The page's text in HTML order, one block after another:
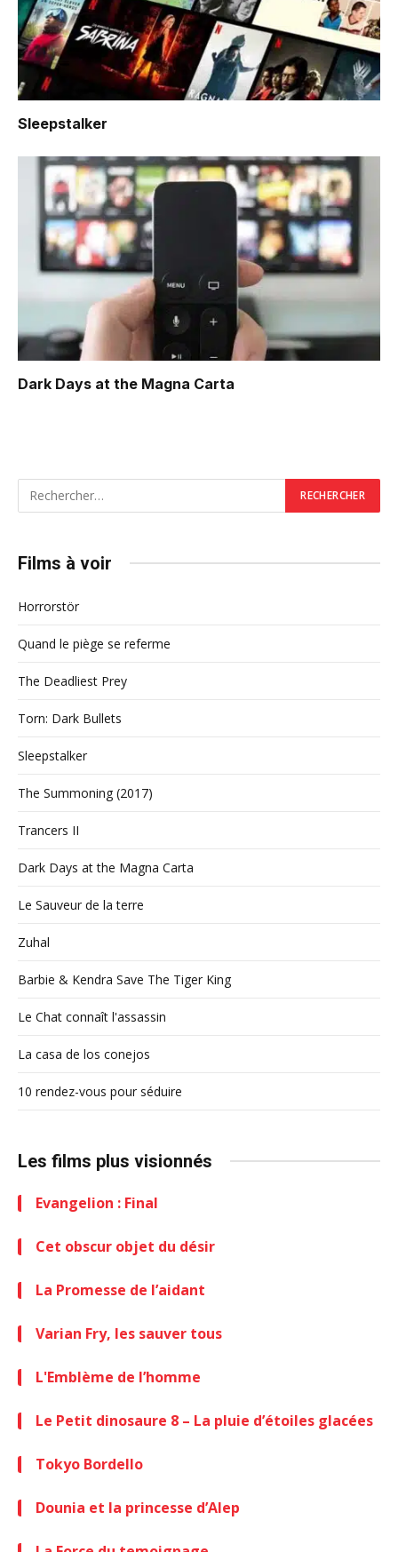
Sleepstalker
Dark Days at the Magna Carta
Films à voir
Horrorstör
Quand le piège se referme
The Deadliest Prey
Torn: Dark Bullets
Sleepstalker
The Summoning (2017)
Trancers II
Dark Days at the Magna Carta
Le Sauveur de la terre
Zuhal
Barbie & Kendra Save The Tiger King
Le Chat connaît l'assassin
La casa de los conejos
10 rendez-vous pour séduire
Les films plus visionnés
Evangelion : Final
Cet obscur objet du désir
La Promesse de l’aidant
Varian Fry, les sauver tous
L'Emblème de l’homme
Le Petit dinosaure 8 – La pluie d’étoiles glacées
Tokyo Bordello
Dounia et la princesse d’Alep